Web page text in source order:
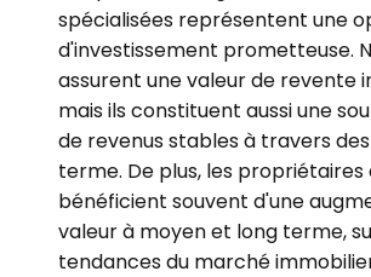
spécialisées représentent une
d'investissement prometteuse.
assurent une valeur de revente
mais ils constituent aussi une
de revenus stables à travers
terme. De plus, les propriétaires
bénéficient souvent d'une
valeur à moyen et long terme,
tendances du marché